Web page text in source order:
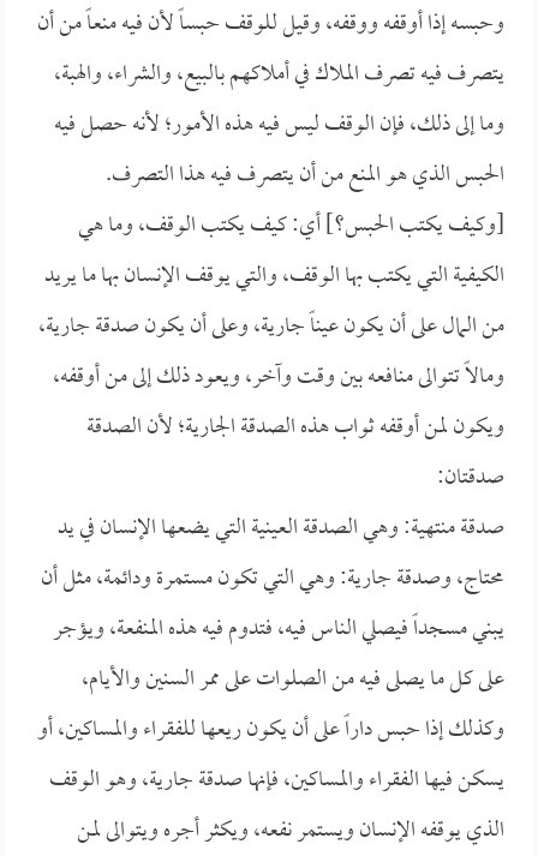
وحبسه إذا أوقفه ووقفه، وقيل للوقف حبساً لأن فيه منعاً من أن
يتصرف فيه تصرف الملاك في أملاكهم بالبيع، والشراء، والهبة،
وما إلى ذلك، فإن الوقف ليس فيه هذه الأمور؛ لأنه حصل فيه
الحبس الذي هو المنع من أن يتصرف فيه هذا التصرف.
[وكيف يكتب الحبس؟] أي: كيف يكتب الوقف، وما هي
الكيفية التي يكتب بها الوقف، والتي يوقف الإنسان بها ما يريد
من المال على أن يكون عيناً جارية، وعلى أن يكون صدقة جارية،
ومالاً تتوالى منافعه بين وقت وآخر، ويعود ذلك إلى من أوقفه،
ويكون لمن أوقفه ثواب هذه الصدقة الجارية؛ لأن الصدقة
صدقتان:
صدقة منتهية: وهي الصدقة العينية التي يضعها الإنسان في يد
محتاج، وصدقة جارية: وهي التي تكون مستمرة ودائمة، مثل أن
يبني مسجداً فيصلي الناس فيه، فتدوم فيه هذه المنفعة، ويؤجر
على كل ما يصلى فيه من الصلوات على ممر السنين والأيام،
وكذلك إذا حبس داراً على أن يكون ريعها للفقراء والمساكين، أو
يسكن فيها الفقراء والمساكين، فإنها صدقة جارية، وهو الوقف
الذي يوقفه الإنسان ويستمر نفعه، ويكثر أجره ويتوالى لمن